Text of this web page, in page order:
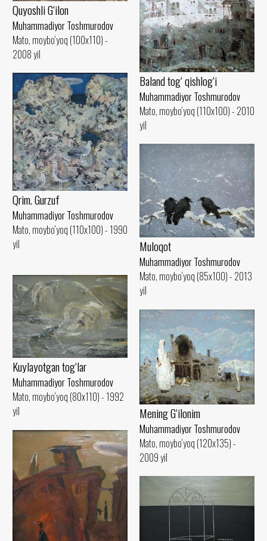
Quyoshli G‘ilon
Muhammadiyor Toshmurodov
Mato, moybo‘yoq (100x110) -
2008 yil
Baland tog‘ qishlog‘i
Muhammadiyor Toshmurodov
Mato, moybo‘yoq (110x100) - 2010
yil
Qrim. Gurzuf
Muhammadiyor Toshmurodov
Mato, moybo‘yoq (110x100) - 1990
yil
Muloqot
Muhammadiyor Toshmurodov
Mato, moybo‘yoq (85x100) - 2013
yil
Kuylayotgan tog‘lar
Muhammadiyor Toshmurodov
Mato, moybo‘yoq (80x110) - 1992
yil
Mening G‘ilonim
Muhammadiyor Toshmurodov
Mato, moybo‘yoq (120x135) -
2009 yil